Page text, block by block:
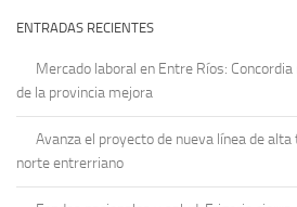
ENTRADAS RECIENTES
Mercado laboral en Entre Ríos:
de la provincia mejora
Avanza el proyecto de nueva línea de
norte entrerriano